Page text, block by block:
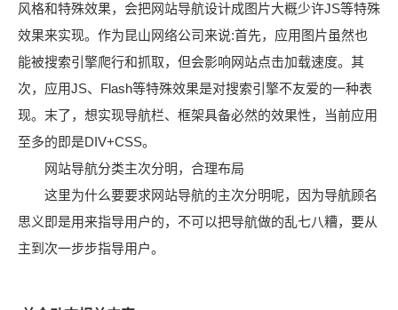
风格和特殊效果，会把网站导航设计成图片大概少许JS等特殊
效果来实现。作为昆山网络公司来说:首先，应用图片虽然也
能被搜索引擎爬行和抓取，但会影响网站点击加载速度。其
次，应用JS、Flash等特殊效果是对搜索引擎不友爱的一种表
现。末了，想实现导航栏、框架具备必然的效果性，当前应用
至多的即是DIV+CSS。
网站导航分类主次分明，合理布局
这里为什么要要求网站导航的主次分明呢，因为导航顾名
思义即是用来指导用户的，不可以把导航做的乱七八糟，要从
主到次一步步指导用户。